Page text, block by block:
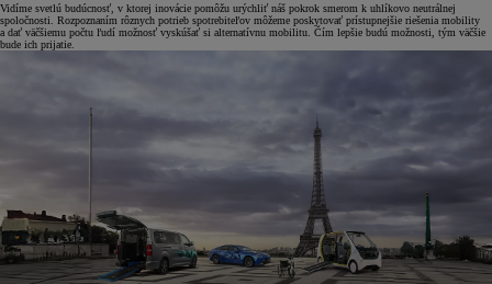
Vidíme svetlú budúcnosť, v ktorej inovácie pomôžu urýchliť náš pokrok smerom k uhlíkovo neutrálnej
spoločnosti. Rozpoznaním rôznych potrieb spotrebiteľov môžeme poskytovať prístupnejšie riešenia mobility
a dať väčšiemu počtu ľudí možnosť vyskúšať si alternatívnu mobilitu. Čím lepšie budú možnosti, tým väčšie
bude ich prijatie.